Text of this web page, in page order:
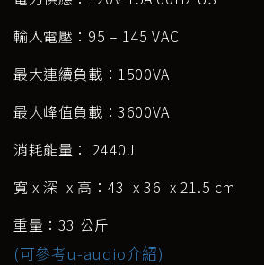
輸入電壓：95 – 145 VAC
最大連續負載：1500VA
最大峰值負載：3600VA
消耗能量： 2440J
寬 x 深 x 高：43 x 36 x 21.5 cm
重量：33 公斤
(可參考u-audio介紹)